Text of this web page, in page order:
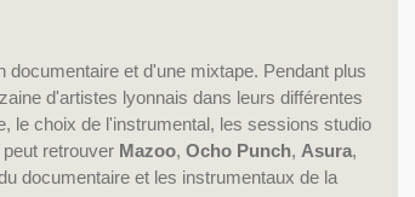
et d'une mixtape. Pendant plus
d'artistes lyonnais dans leurs différentes
le choix de l'instrumental, les sessions studio
retrouver Mazoo, Ocho Punch, Asura,
documentaire et les instrumentaux de la